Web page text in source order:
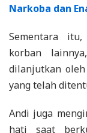
Narkoba dan
Sementara
korban
dilanjutkan
yang telah
Andi juga
hati saat